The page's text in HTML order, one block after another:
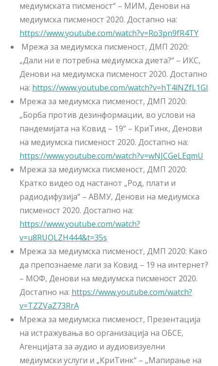
медиумската писменост“ – МИМ, Денови на
медиумска писменост 2020. Достапно на:
https://www.youtube.com/watch?v=Ro3pn9fR4TY
Мрежа за медиумска писменост, ДМП 2020:
„Дали ни е потребна медиумска диета?“ – ИКС,
Денови на медиумска писменост 2020. Достапно
на: https://www.youtube.com/watch?v=hT4lNZfL1GI
Мрежа за медиумска писменост, ДМП 2020:
„Борба против дезинформации, во услови на
пандемијата на Ковид – 19“ – КриТинк, Денови
на медиумска писменост 2020. Достапно на:
https://www.youtube.com/watch?v=wNJCGeLEqmU
Мрежа за медиумска писменост, ДМП 2020:
Кратко видео од настанот „Род, плати и
радиодифузија“ – АВМУ, Денови на медиумска
писменост 2020. Достапно на:
https://www.youtube.com/watch?
v=u8RUOLZH444&t=35s
Мрежа за медиумска писменост, ДМП 2020: Како
да препознаеме лаги за Ковид – 19 на интернет?
– МОФ, Денови на медиумска писменост 2020.
Достапно на: https://www.youtube.com/watch?
v=TZZVaZ73RrA
Мрежа за медиумска писменост, Презентација
на истражувања во организација на ОБСЕ,
Агенцијата за аудио и аудиовизуелни
медиумски услуги и „КриТинк“ – „Мапирање на